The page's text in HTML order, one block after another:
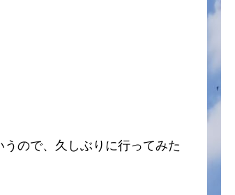
ので、久しぶりに行ってみた